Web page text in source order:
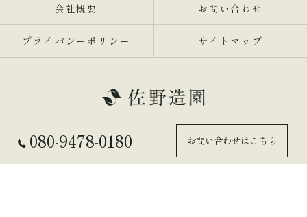
080-9478-0180 お問い合わせはこちら
会社概要 お問い合わせ
プライバシーポリシー サイトマップ
© 2026 兵庫県東灘区の剪定業者なら佐野造園 ALL RIGHTS RESERVED.